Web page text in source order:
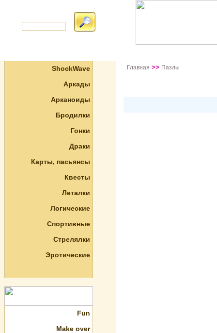
ShockWave
Аркады
Арканоиды
Бродилки
Гонки
Драки
Карты, пасьянсы
Квесты
Леталки
Логические
Спортивные
Стрелялки
Эротические
Fun
Make over
Главная >> Пазлы